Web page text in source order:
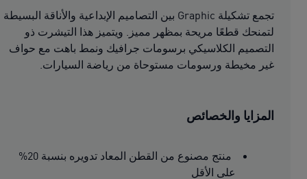
تجمع تشكيلة Graphic بين التصاميم الإبداعية والأناقة البسيطة
لتمنحك قطعًا مريحة بمظهر مميز. ويتميز هذا التيشرت ذو
التصميم الكلاسيكي برسومات جرافيك ونمط باهت مع حواف
غير مخيطة ورسومات مستوحاة من رياضة السيارات.
المزايا والخصائص
منتج مصنوع من القطن المعاد تدويره بنسبة 20%
على الأقل